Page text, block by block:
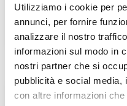
Utilizziamo i cookie per
annunci, per fornire
analizzare il nostro
informazioni sul modo in
nostri partner che si
pubblicità e social media,
con altre informazioni
Lombardia-Milano